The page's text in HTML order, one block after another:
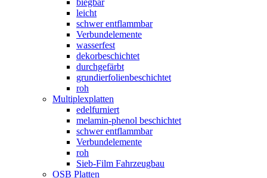
leicht
schwer entflammbar
Verbundelemente
wasserfest
dekorbeschichtet
durchgefärbt
grundierfolienbeschichtet
roh
Multiplexplatten
edelfurniert
melamin-phenol beschichtet
schwer entflammbar
Verbundelemente
roh
Sieb-Film Fahrzeugbau
OSB Platten